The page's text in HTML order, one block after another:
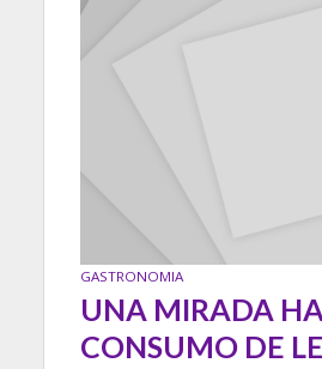
GASTRONOMIA
UNA MIRADA
CONSUMO DE